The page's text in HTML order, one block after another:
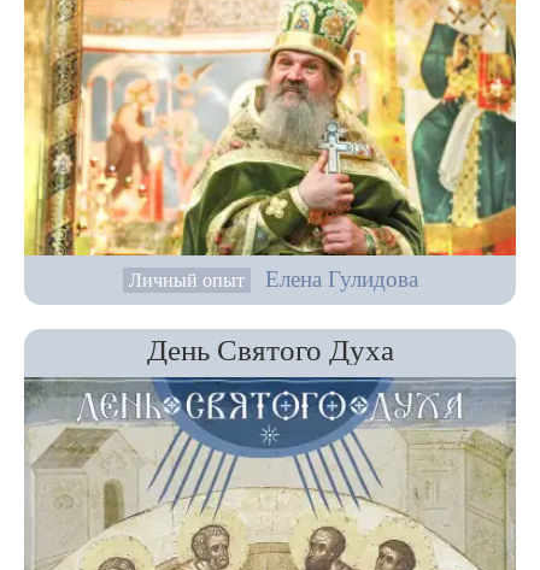
Личный опыт Елена Гулидова
День Святого Духа